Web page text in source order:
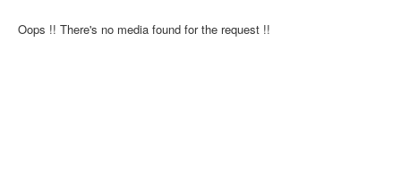
Oops !! There's no media found for the request !!